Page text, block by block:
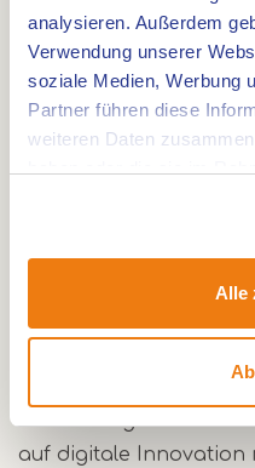
analysieren. Außerdem
Verwendung unserer
soziale Medien, Werbung
Partner führen diese
weiteren Daten
Alle
Der Eintritt von
2022 gab dieser
zusätzlichen Schub.
erneuerbare
Gleichzeitig investiert
bei Züchtern aus der
Seit Anfang dieses
auf digitale Innovation